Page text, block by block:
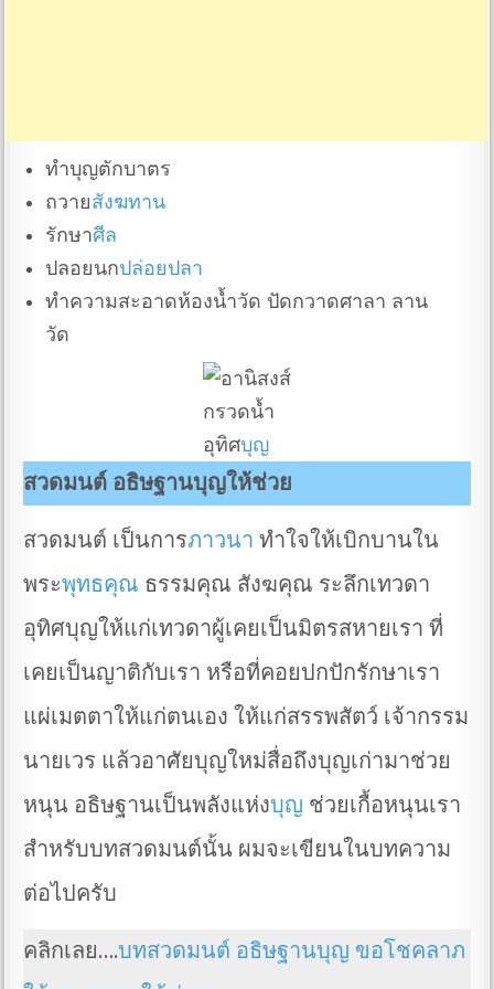
ทำบุญตักบาตร
ถวายสังฆทาน
รักษาศีล
ปลอยนกปล่อยปลา
ทำความสะอาดห้องน้ำวัด ปัดกวาดศาลา ลาน
วัด
กรวดน้ำ
อุทิศบุญ
สวดมนต์ อธิษฐานบุญให้ช่วย
สวดมนต์ เป็นการภาวนา ทำใจให้เบิกบานใน
พระพุทธคุณ ธรรมคุณ สังฆคุณ ระลึกเทวดา
อุทิศบุญให้แก่เทวดาผู้เคยเป็นมิตรสหายเรา ที่
เคยเป็นญาติกับเรา หรือที่คอยปกปักรักษาเรา
แผ่เมตตาให้แก่ตนเอง ให้แก่สรรพสัตว์ เจ้ากรรม
นายเวร แล้วอาศัยบุญใหม่สื่อถึงบุญเก่ามาช่วย
หนุน อธิษฐานเป็นพลังแห่งบุญ ช่วยเกื้อหนุนเรา
สำหรับบทสวดมนต์นั้น ผมจะเขียนในบทความ
ต่อไปครับ
คลิกเลย….บทสวดมนต์ อธิษฐานบุญ ขอโชคลาภ